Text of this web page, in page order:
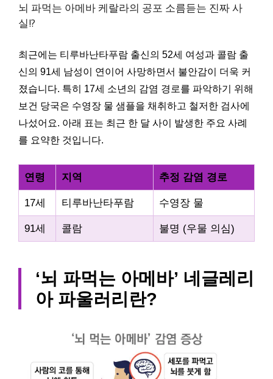
뇌 파먹는 아메바 케랄라의 공포 소름듣는 진짜 사
실!?
최근에는 티루바난타푸람 출신의 52세 여성과 콜람 출
신의 91세 남성이 연이어 사망하면서 불안감이 더욱 커
졌습니다. 특히 17세 소년의 감염 경로를 파악하기 위해
보건 당국은 수영장 물 샘플을 채취하고 철저한 검사에
나섰어요. 아래 표는 최근 한 달 사이 발생한 주요 사례
를 요약한 것입니다.
연령 지역 추정 감염 경로
17세 티루바난타푸람 수영장 물
91세 콜람 불명 (우물 의심)
‘뇌 파먹는 아메바’ 네글레리
아 파울러리란?